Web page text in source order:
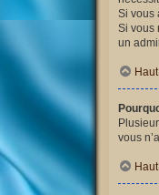
Si vous
Si vous
un
Haut
vous
Haut